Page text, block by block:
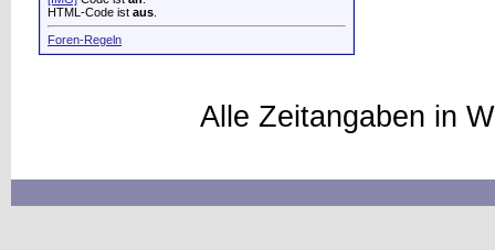
HTML-Code ist aus
Foren-Regeln
Alle Zeitangaben in